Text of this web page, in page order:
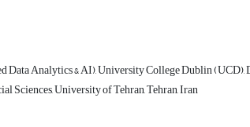
Analytics & AI), University College Dublin (UCD),
Sciences, University of Tehran, Tehran, Iran